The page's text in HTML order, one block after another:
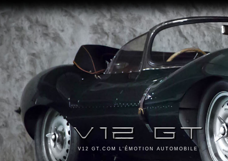
V12 GT.COM L'ÉMOTION AUTOMOBILE